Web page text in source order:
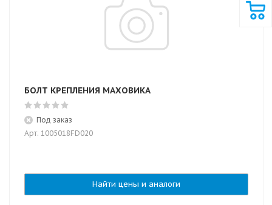
БОЛТ КРЕПЛЕНИЯ МАХОВИКА
Под заказ
Арт: 1005018FD020
Найти цены и аналоги